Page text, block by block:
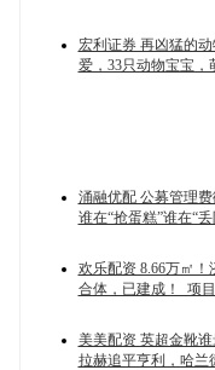
宏利证券 再凶猛的
爱，33只动物宝宝，
涌融优配 公募管理
谁在“抢蛋糕”谁在“丢
欢乐配资 8.66万㎡
合体，已建成！_项
美美配资 英超金靴
拉赫追平亨利，哈兰